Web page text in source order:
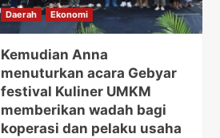
Daerah Ekonomi
Kemudian Anna
menuturkan acara Gebyar
festival Kuliner UMKM
memberikan wadah bagi
koperasi dan pelaku usaha